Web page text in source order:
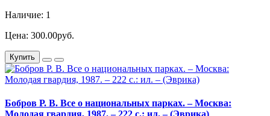
Наличие: 1
Цена: 300.00руб.
Купить
Бобров Р. В. Все о национальных парках. – Москва:
Молодая гвардия, 1987. – 222 с.: ил. – (Эврика)